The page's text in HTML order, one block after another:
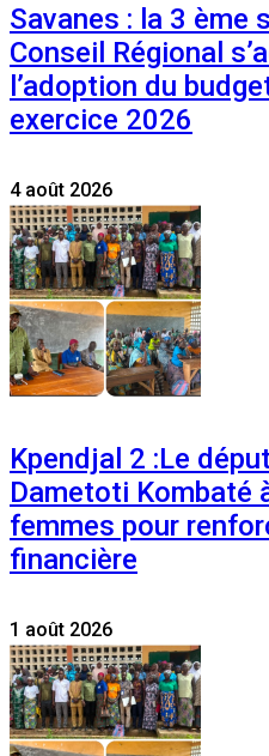
Savanes : la 3 ème
Conseil Régional
l’adoption du
exercice 2026
4 août 2026
Kpendjal 2 :Le
Dametoti Kombaté
femmes pour
financière
1 août 2026